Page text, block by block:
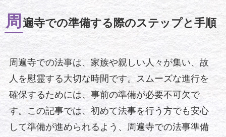
周 遍寺での準備する際のステップと手順
周遍寺での法事は、家族や親しい人々が集い、故
人を慰霊する大切な時間です。スムーズな進行を
確保するためには、事前の準備が必要不可欠で
す。この記事では、初めて法事を行う方でも安心
して準備が進められるよう、周遍寺での法事準備